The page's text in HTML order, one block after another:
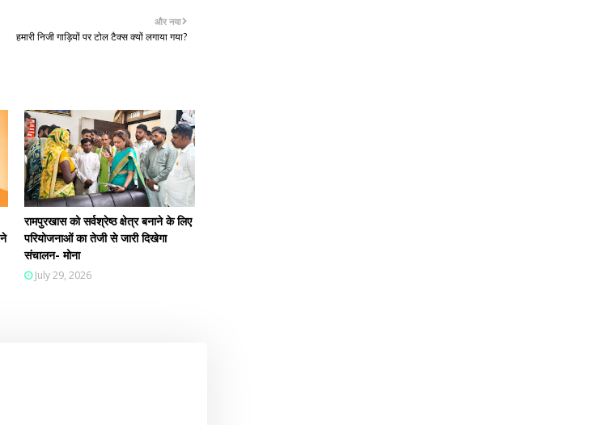
और नया
हमारी निजी गाड़ियों पर टोल टैक्स क्यों लगाया गया?
रामपुरखास को सर्वश्रेष्ठ क्षेत्र बनाने के लिए
परियोजनाओं का तेजी से जारी दिखेगा
संचालन- मोना
July 29, 2026